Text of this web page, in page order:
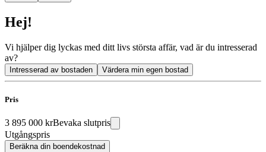
Hej!
Vi hjälper dig lyckas med ditt livs största affär, vad är du intresserad
av?
Intresserad av bostaden Värdera min egen bostad
Pris
3 895 000 krBevaka slutpris
Utgångspris
Beräkna din boendekostnad